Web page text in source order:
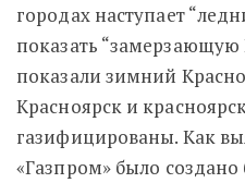
городах наступает
показать “замерзающую
показали зимний
Красноярск и
газифицированы. Как
«Газпром» было